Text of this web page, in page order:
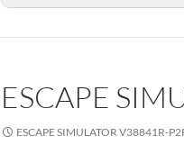
ESCAPE
ESCAPE SIMULATOR V38841R-